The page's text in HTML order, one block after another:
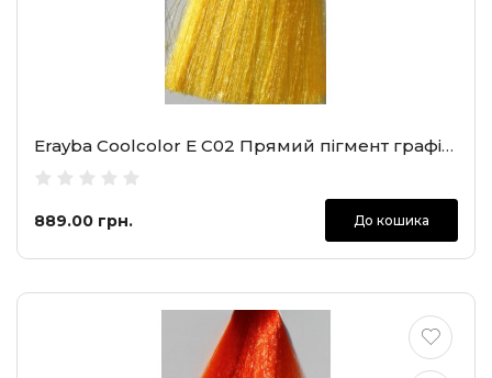
Erayba Coolcolor E C02 Прямий пігмент графіті жовтий, 100 мл
889.00 грн. До кошика